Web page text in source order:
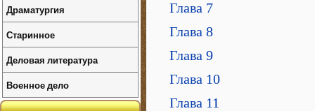
Глава 7
Глава 8
Глава 9
Глава 10
Глава 11
Драматургия
Старинное
Деловая литература
Военное дело